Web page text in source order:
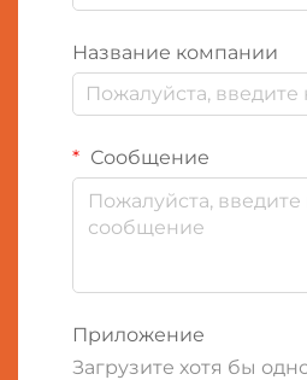
Название компании
Сообщение
Приложение
Загрузите хотя бы